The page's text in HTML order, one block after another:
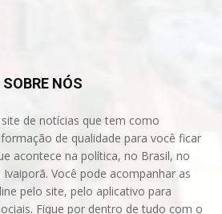
SOBRE NÓS
de notícias que tem como
de qualidade para você ficar
acontece na política, no Brasil, no
Você pode acompanhar as
pelo site, pelo aplicativo para
Fique por dentro de tudo com o